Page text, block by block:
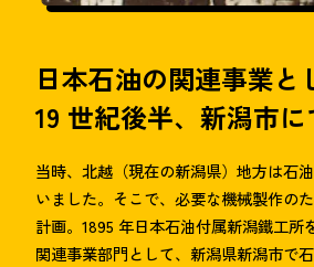
日本石油の関連事業と
19 世紀後半、新潟市に
当時、北越（現在の新潟県）地方は石
いました。そこで、必要な機械製作の
計画。1895 年日本石油付属新潟鐵工所
関連事業部門として、新潟県新潟市で